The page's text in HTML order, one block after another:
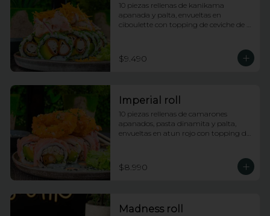
10 piezas rellenas de kanikama
apanada y palta, envueltas en
ciboulette con topping de ceviche de
$9.490
Imperial roll
10 piezas rellenas de camarones
apanados, pasta dinamita y palta,
envueltas en atun rojo con topping de
$8.990
Madness roll